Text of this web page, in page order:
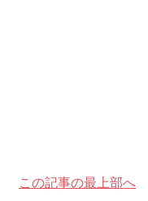
この記事の最上部へ